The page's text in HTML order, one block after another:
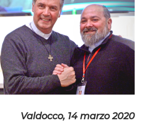
Valdocco, 14 marzo 2020